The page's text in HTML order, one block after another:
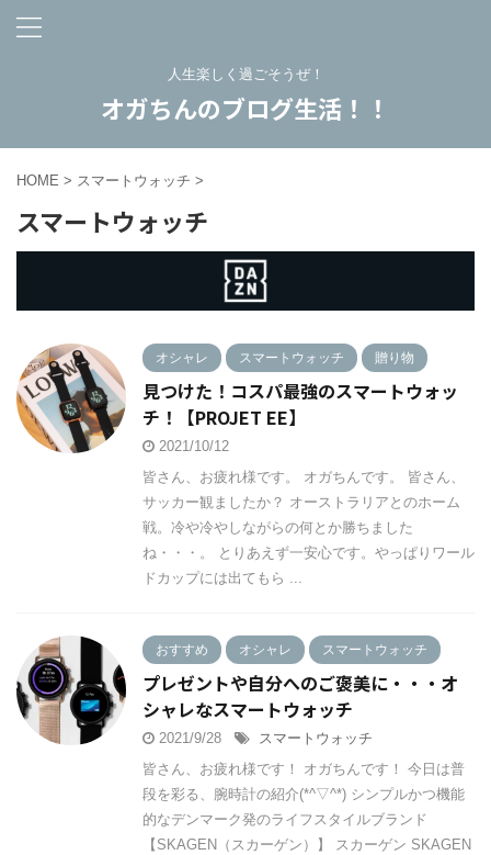
人生楽しく過ごそうぜ！
オガちんのブログ生活！！
HOME > スマートウォッチ >
スマートウォッチ
オシャレ スマートウォッチ 贈り物
見つけた！コスパ最強のスマートウォッ
チ！【PROJET EE】
2021/10/12
皆さん、お疲れ様です。 オガちんです。 皆さん、
サッカー観ましたか？ オーストラリアとのホーム
戦。冷や冷やしながらの何とか勝ちました
ね・・・。 とりあえず一安心です。やっぱりワール
ドカップには出てもら ...
おすすめ オシャレ スマートウォッチ
プレゼントや自分へのご褒美に・・・オ
シャレなスマートウォッチ
2021/9/28
スマートウォッチ
皆さん、お疲れ様です！ オガちんです！ 今日は普
段を彩る、腕時計の紹介(*^▽^*) シンプルかつ機能
的なデンマーク発のライフスタイルブランド
【SKAGEN（スカーゲン）】 スカーゲン SKAGEN